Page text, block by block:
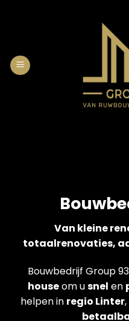
Van kleine
totaalrenovaties,
Bouwbedrijf Group
houseom usnel en
helpen in regio Linter